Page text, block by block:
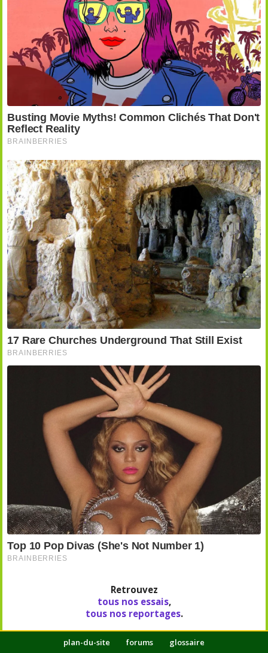
Retrouvez
tous nos essais,
tous nos reportages.
plan-du-site forums glossaire